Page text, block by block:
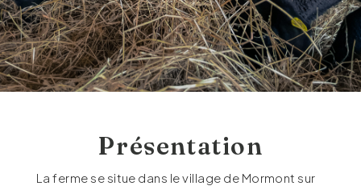
Présentation
La ferme se situe dans le village de Mormont sur